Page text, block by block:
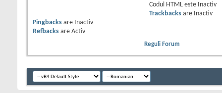
Codul HTML este
Inactiv
Trackbacksare
Inactiv
Pingbacks are
Inactiv
Refbacks are Activ
Reguli Forum